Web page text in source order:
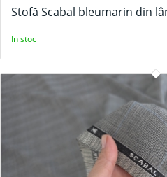
Stofă Scabal bleumarin din
In stoc